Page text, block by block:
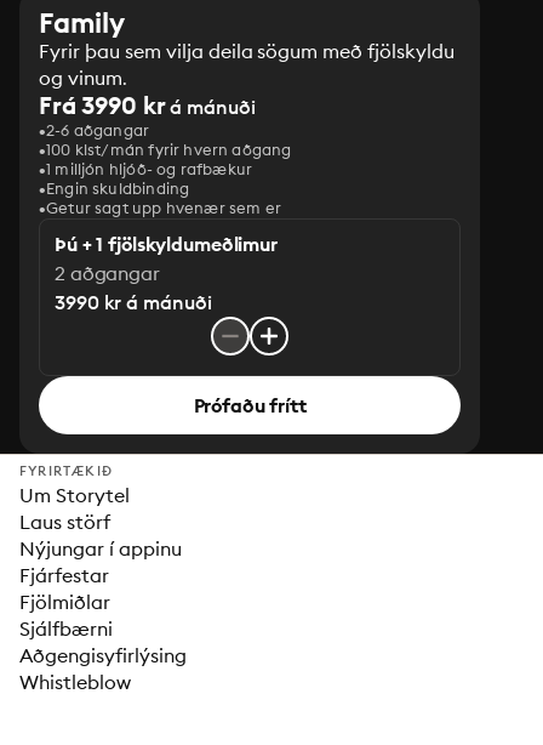
Family
Fyrir þau sem vilja deila sögum með fjölskyldu
og vinum.
Frá 3990 krá mánuði
2-6 aðgangar
100 klst/mán fyrir hvern aðgang
1 milljón hljóð- og rafbækur
‎Engin skuldbinding
Getur sagt upp hvenær sem er
Þú + 1 fjölskyldumeðlimur
2 aðgangar
3990 kr á mánuði
Prófaðu frítt
FYRIRTÆKIÐ
Um Storytel
Laus störf
Nýjungar í appinu
Fjárfestar
Fjölmiðlar
Sjálfbærni
Aðgengisyfirlýsing
Whistleblow